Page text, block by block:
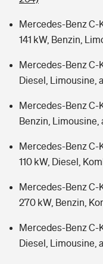
Mercedes-Benz C-
141 kW, Benzin,
Mercedes-Benz C-
Diesel, Limousine,
Mercedes-Benz C-
Benzin, Limousine,
Mercedes-Benz C-
110 kW, Diesel,
Mercedes-Benz C-
270 kW, Benzin,
Mercedes-Benz C-
Diesel, Limousine,